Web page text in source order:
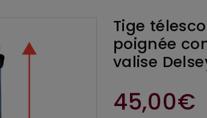
Tige
poignée
valise
45,00€